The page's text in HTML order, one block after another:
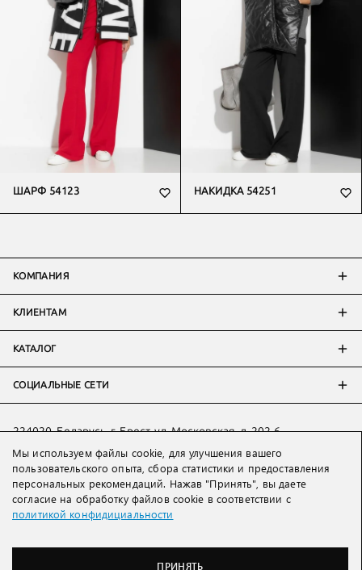
ШАРФ 54123 НАКИДКА 54251
КОМПАНИЯ
КЛИЕНТАМ
КАТАЛОГ
СОЦИАЛЬНЫЕ СЕТИ
214018 Россия, г. Смоленск, пр-т. Гагарина, д. 19
224020, Беларусь, г. Брест, ул. Московская, д. 202-6
Тел:+7 993 398 36 60(WhatsApp
Тел:+375 29 205 80 10( WhatsApp,Viber)
Email:ved@lakbi.com
Мы используем файлы cookie, для улучшения вашего
пользовательского опыта, сбора статистики и предоставления
персональных рекомендаций. Нажав "Принять", вы даете
согласие на обработку файлов cookie в соответствии с
политикой конфидициальности
ПРИНЯТЬ